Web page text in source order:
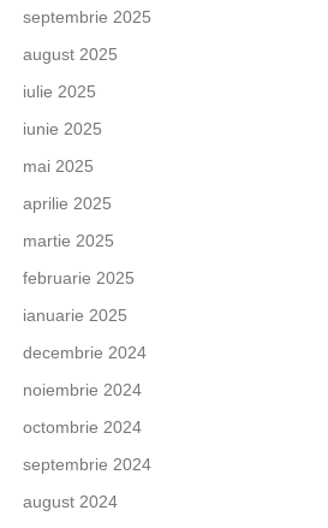
septembrie 2025
august 2025
iulie 2025
iunie 2025
mai 2025
aprilie 2025
martie 2025
februarie 2025
ianuarie 2025
decembrie 2024
noiembrie 2024
octombrie 2024
septembrie 2024
august 2024